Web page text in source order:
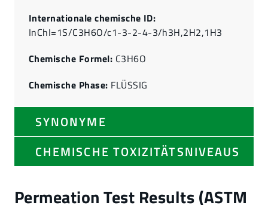
SYNONYME
CHEMISCHE TOXIZITÄTSNIVEAUS
Internationale chemische ID:
InChI=1S/C3H6O/c1-3-2-4-3/h3H,2H2,1H3
Chemische Formel: C3H6O
Chemische Phase: FLÜSSIG